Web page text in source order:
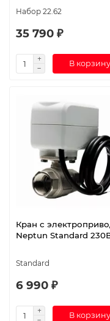
Набор 22.62
35 790 ₽
В корзину
Кран с
Neptun Standard
Standard
6 990 ₽
В корзину